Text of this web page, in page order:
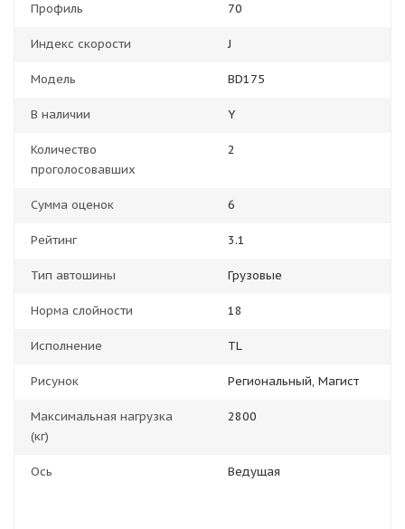
Профиль 70
Индекс скорости J
Модель BD175
В наличии Y
Количество
проголосовавших
2
Сумма оценок 6
Рейтинг 3.1
Тип автошины Грузовые
Норма слойности 18
Исполнение TL
Рисунок Региональный, Магист
Максимальная нагрузка
(кг)
2800
Ось Ведущая